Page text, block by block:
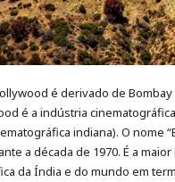
é derivado de Bombay
é a indústria
indiana). O nome
a década de 1970. É a
da Índia e do mundo em